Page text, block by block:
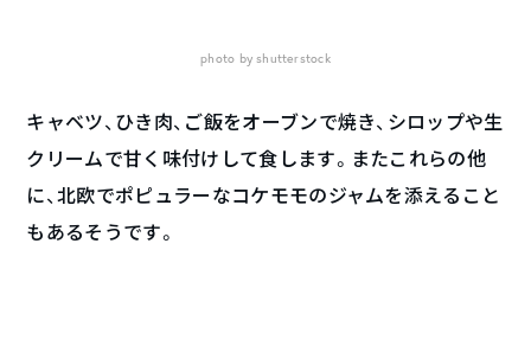
photo by shutterstock
キャベツ、ひき肉、ご飯をオーブンで焼き、シロップや生
クリームで甘く味付けして食します。またこれらの他
に、北欧でポピュラーなコケモモのジャムを添えること
もあるそうです。